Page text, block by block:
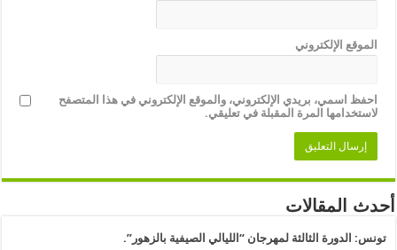
الموقع الإلكتروني
احفظ اسمي، بريدي الإلكتروني، والموقع الإلكتروني في هذا المتصفح
لاستخدامها المرة المقبلة في تعليقي.
أحدث المقالات
تونس: الدورة الثالثة لمهرجان “الليالي الصيفية بالزهور”.